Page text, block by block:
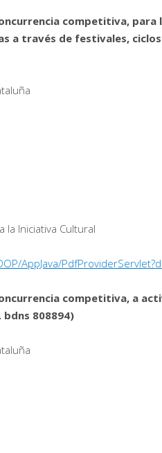
competitiva,
a través de festivales,
la Iniciativa Cultural
AppJava/
competitiva, a
808894)